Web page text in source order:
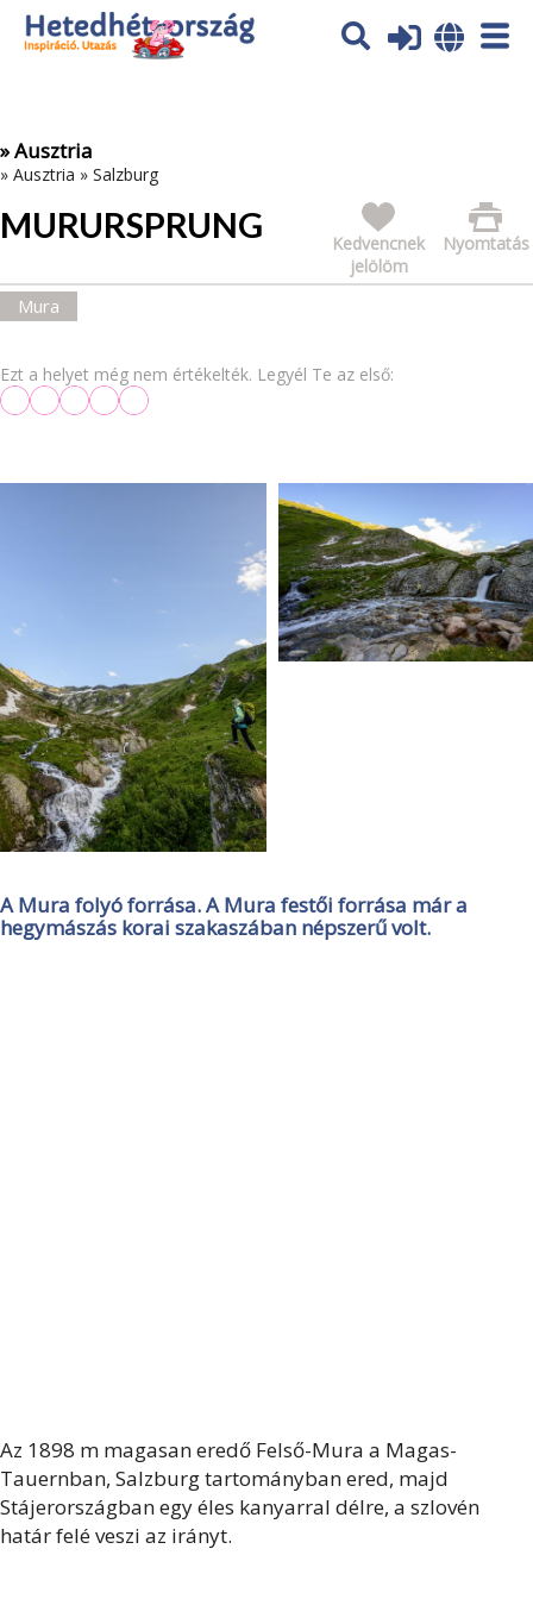
Az oldal sütiket (cookies) használ. További tájékoztatás itt:
Adatvédelmi tájékoztató
» Ausztria
» Ausztria » Salzburg
MURURSPRUNG Nyomtatás
Kedvencnek
jelölöm
Mura
Ezt a helyet még nem értékelték. Legyél Te az első:
A Mura folyó forrása. A Mura festői forrása már a
hegymászás korai szakaszában népszerű volt.
Az 1898 m magasan eredő Felső-Mura a Magas-
Tauernban, Salzburg tartományban ered, majd
Stájerországban egy éles kanyarral délre, a szlovén
határ felé veszi az irányt.